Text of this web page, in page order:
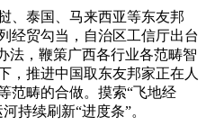
泰国、马来西亚等东友邦
经贸勾当，自治区工信厅出台
法，鞭策广西各行业各范畴智
，推进中国取东友邦家正在人
范畴的合做。摸索“飞地经
持续刷新“进度条”。